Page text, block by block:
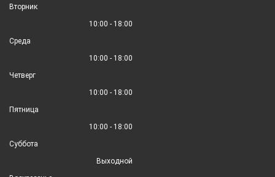
Вторник
10:00 - 18:00
Среда
10:00 - 18:00
Четверг
10:00 - 18:00
Пятница
10:00 - 18:00
Суббота
Выходной